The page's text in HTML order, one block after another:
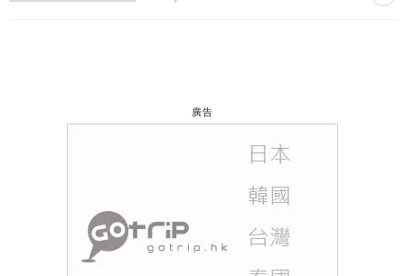
廣告